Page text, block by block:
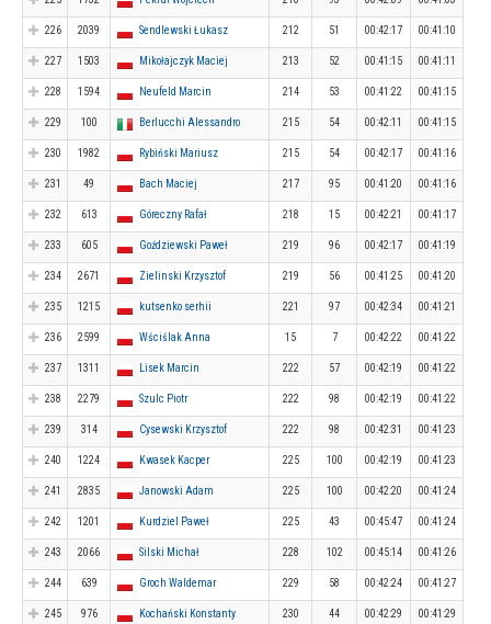
226 2039 Sendlewski Łukasz 212 51 00:42:17 00:41:10
227 1503 Mikołajczyk Maciej 213 52 00:41:15 00:41:11
228 1594 Neufeld Marcin 214 53 00:41:22 00:41:15
229 100 Berlucchi Alessandro 215 54 00:42:11 00:41:15
230 1982 Rybiński Mariusz 215 54 00:42:17 00:41:16
231 49 Bach Maciej 217 95 00:41:20 00:41:16
232 613 Góreczny Rafał 218 15 00:42:21 00:41:17
233 605 Goździewski Paweł 219 96 00:42:17 00:41:19
234 2671 Zielinski Krzysztof 219 56 00:41:25 00:41:20
235 1215 kutsenko serhii 221 97 00:42:34 00:41:21
236 2599 Wściślak Anna 15 7 00:42:22 00:41:22
237 1311 Lisek Marcin 222 57 00:42:19 00:41:22
238 2279 Szulc Piotr 222 98 00:42:19 00:41:22
239 314 Cysewski Krzysztof 222 98 00:42:31 00:41:23
240 1224 Kwasek Kacper 225 100 00:42:19 00:41:23
241 2835 Janowski Adam 225 100 00:42:20 00:41:24
242 1201 Kurdziel Paweł 225 43 00:45:47 00:41:24
243 2066 Silski Michał 228 102 00:45:14 00:41:26
244 639 Groch Waldemar 229 58 00:42:24 00:41:27
245 976 Kochański Konstanty 230 44 00:42:29 00:41:29